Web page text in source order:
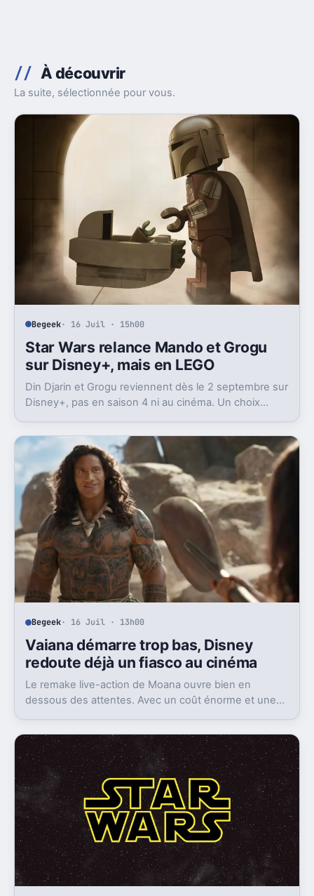
À découvrir
La suite, sélectionnée pour vous.
Begeek· 16 Juil · 15h00
Star Wars relance Mando et Grogu
sur Disney+, mais en LEGO
Din Djarin et Grogu reviennent dès le 2 septembre sur
Disney+, pas en saison 4 ni au cinéma. Un choix
Begeek· 16 Juil · 13h00
Vaiana démarre trop bas, Disney
redoute déjà un fiasco au cinéma
Le remake live-action de Moana ouvre bien en
dessous des attentes. Avec un coût énorme et une
box-office.